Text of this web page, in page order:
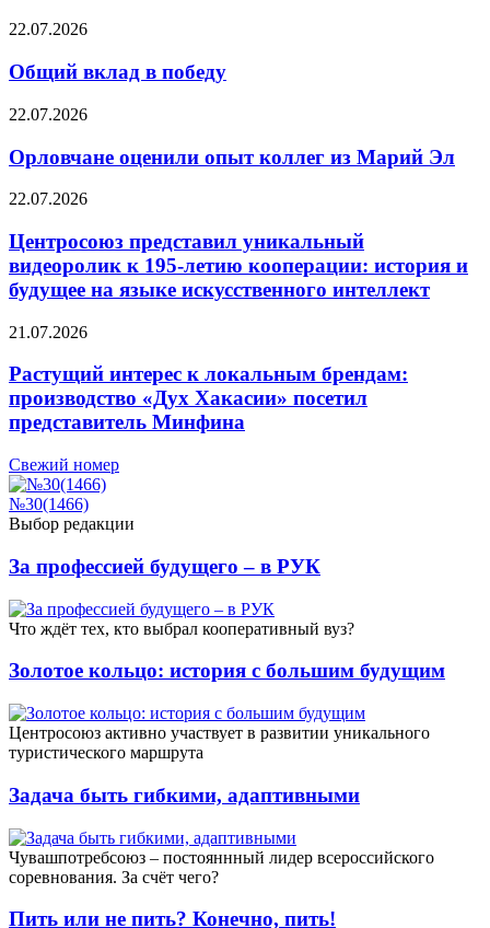
22.07.2026
Общий вклад в победу
22.07.2026
Орловчане оценили опыт коллег из Марий Эл
22.07.2026
Центросоюз представил уникальный
видеоролик к 195-летию кооперации: история и
будущее на языке искусственного интеллект
21.07.2026
Растущий интерес к локальным брендам:
производство «Дух Хакасии» посетил
представитель Минфина
Свежий номер
№30(1466)
Выбор редакции
За профессией будущего – в РУК
Что ждёт тех, кто выбрал кооперативный вуз?
Золотое кольцо: история с большим будущим
Центросоюз активно участвует в развитии уникального
туристического маршрута
Задача быть гибкими, адаптивными
Чувашпотребсоюз – постояннный лидер всероссийского
соревнования. За счёт чего?
Пить или не пить? Конечно, пить!